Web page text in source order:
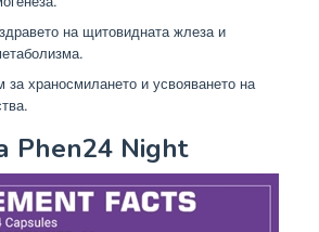
на щитовидната жлеза и
за храносмилането и усвояването на
Phen24 Night